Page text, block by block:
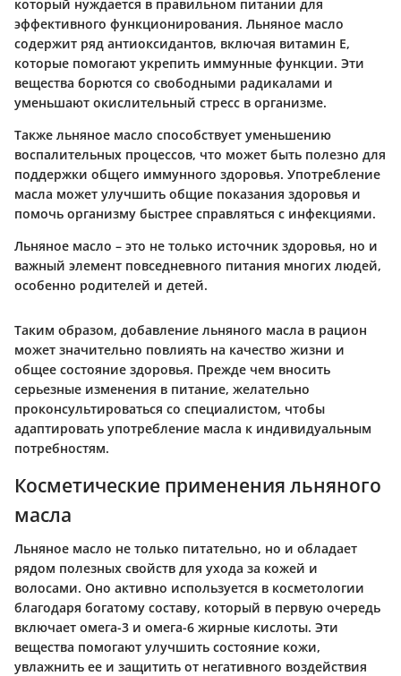
который нуждается в правильном питании для
эффективного функционирования. Льняное масло
содержит ряд антиоксидантов, включая витамин E,
которые помогают укрепить иммунные функции. Эти
вещества борются со свободными радикалами и
уменьшают окислительный стресс в организме.
Также льняное масло способствует уменьшению
воспалительных процессов, что может быть полезно для
поддержки общего иммунного здоровья. Употребление
масла может улучшить общие показания здоровья и
помочь организму быстрее справляться с инфекциями.
Льняное масло – это не только источник здоровья, но и
важный элемент повседневного питания многих людей,
особенно родителей и детей.
Таким образом, добавление льняного масла в рацион
может значительно повлиять на качество жизни и
общее состояние здоровья. Прежде чем вносить
серьезные изменения в питание, желательно
проконсультироваться со специалистом, чтобы
адаптировать употребление масла к индивидуальным
потребностям.
Косметические применения льняного
масла
Льняное масло не только питательно, но и обладает
рядом полезных свойств для ухода за кожей и
волосами. Оно активно используется в косметологии
благодаря богатому составу, который в первую очередь
включает омега-3 и омега-6 жирные кислоты. Эти
вещества помогают улучшить состояние кожи,
увлажнить ее и защитить от негативного воздействия